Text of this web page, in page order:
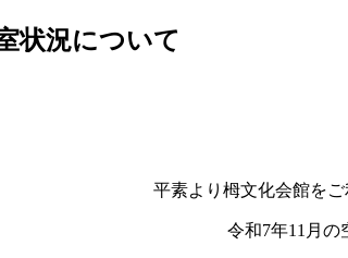
状況について
平素より栂文化会館を
令和7年11 月の